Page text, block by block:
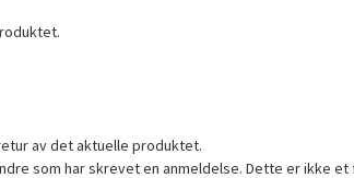
av det aktuelle produktet.
som har skrevet en anmeldelse. Dette er ikke et